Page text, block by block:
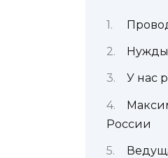
Нужды
У нас
России